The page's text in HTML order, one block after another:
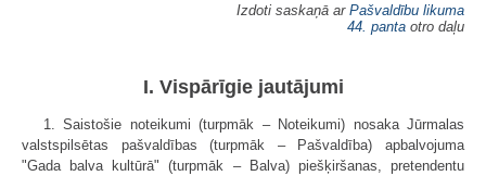
Izdoti saskaņā ar Pašvaldību likuma
44. panta otro daļu
I. Vispārīgie jautājumi
1. Saistošie noteikumi (turpmāk – Noteikumi) nosaka Jūrmalas
valstspilsētas pašvaldības (turpmāk – Pašvaldība) apbalvojuma
"Gada balva kultūrā" (turpmāk – Balva) piešķiršanas, pretendentu